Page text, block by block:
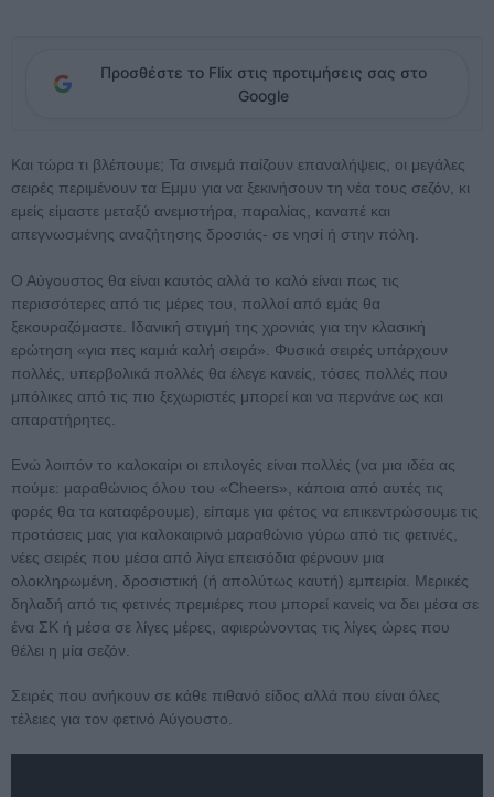
Προσθέστε το Flix στις προτιμήσεις σας στο
Google
Και τώρα τι βλέπουμε; Τα σινεμά παίζουν επαναλήψεις, οι μεγάλες
σειρές περιμένουν τα Eμμυ για να ξεκινήσουν τη νέα τους σεζόν, κι
εμείς είμαστε μεταξύ ανεμιστήρα, παραλίας, καναπέ και
απεγνωσμένης αναζήτησης δροσιάς- σε νησί ή στην πόλη.
Ο Αύγουστος θα είναι καυτός αλλά το καλό είναι πως τις
περισσότερες από τις μέρες του, πολλοί από εμάς θα
ξεκουραζόμαστε. Ιδανική στιγμή της χρονιάς για την κλασική
ερώτηση «για πες καμιά καλή σειρά». Φυσικά σειρές υπάρχουν
πολλές, υπερβολικά πολλές θα έλεγε κανείς, τόσες πολλές που
μπόλικες από τις πιο ξεχωριστές μπορεί και να περνάνε ως και
απαρατήρητες.
Ενώ λοιπόν το καλοκαίρι οι επιλογές είναι πολλές (να μια ιδέα ας
πούμε: μαραθώνιος όλου του «Cheers», κάποια από αυτές τις
φορές θα τα καταφέρουμε), είπαμε για φέτος να επικεντρώσουμε τις
προτάσεις μας για καλοκαιρινό μαραθώνιο γύρω από τις φετινές,
νέες σειρές που μέσα από λίγα επεισόδια φέρνουν μια
ολοκληρωμένη, δροσιστική (ή απολύτως καυτή) εμπειρία. Μερικές
δηλαδή από τις φετινές πρεμιέρες που μπορεί κανείς να δει μέσα σε
ένα ΣΚ ή μέσα σε λίγες μέρες, αφιερώνοντας τις λίγες ώρες που
θέλει η μία σεζόν.
Σειρές που ανήκουν σε κάθε πιθανό είδος αλλά που είναι όλες
τέλειες για τον φετινό Αύγουστο.